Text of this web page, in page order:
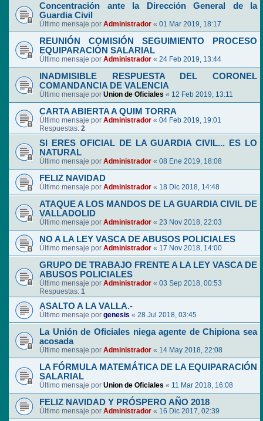
Concentración ante la Dirección General de la
Guardia Civil
Último mensaje por Administrador « 01 Mar 2019, 18:17
REUNIÓN COMISIÓN SEGUIMIENTO PROCESO
EQUIPARACIÓN SALARIAL
Último mensaje por Administrador « 24 Feb 2019, 13:44
INADMISIBLE RESPUESTA DEL CORONEL
COMANDANCIA DE VALENCIA
Último mensaje por Union de Oficiales « 12 Feb 2019, 13:11
CARTA ABIERTA A QUIM TORRA
Último mensaje por Administrador « 04 Feb 2019, 19:01
Respuestas: 2
SI ERES OFICIAL DE LA GUARDIA CIVIL... ES LO
NATURAL
Último mensaje por Administrador « 08 Ene 2019, 18:08
FELIZ NAVIDAD
Último mensaje por Administrador « 18 Dic 2018, 14:48
ATAQUE A LOS MANDOS DE LA GUARDIA CIVIL DE
VALLADOLID
Último mensaje por Administrador « 23 Nov 2018, 22:03
NO A LA LEY VASCA DE ABUSOS POLICIALES
Último mensaje por Administrador « 17 Nov 2018, 14:00
GRUPO DE TRABAJO FRENTE A LA LEY VASCA DE
ABUSOS POLICIALES
Último mensaje por Administrador « 03 Sep 2018, 00:53
Respuestas: 1
ASALTO A LA VALLA.-
Último mensaje por genesis « 28 Jul 2018, 03:45
La Unión de Oficiales niega agente de Chipiona sea
acosada
Último mensaje por Administrador « 14 May 2018, 22:08
LA FÓRMULA MATEMÁTICA DE LA EQUIPARACIÓN
SALARIAL
Último mensaje por Union de Oficiales « 11 Mar 2018, 16:08
FELIZ NAVIDAD Y PRÓSPERO AÑO 2018
Último mensaje por Administrador « 16 Dic 2017, 02:39